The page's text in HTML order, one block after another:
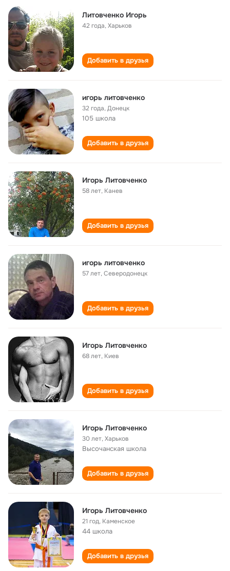
Литовченко Игорь
42 года,Харьков
Добавить в друзья
игорь литовченко
32 года,Донецк
105 школа
Добавить в друзья
Игорь Литовченко
58 лет, Канев
Добавить в друзья
игорь литовченко
57 лет,Северодонецк
Добавить в друзья
Игорь Литовченко
68 лет, Киев
Добавить в друзья
Игорь Литовченко
30 лет,Харьков
Высочанская школа
Добавить в друзья
Игорь Литовченко
21 год, Каменское
44 школа
Добавить в друзья